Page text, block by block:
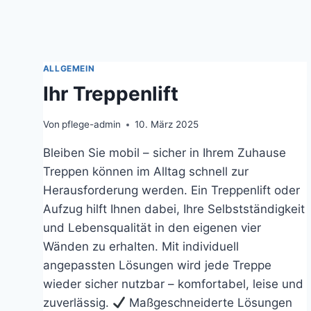
ALLGEMEIN
Ihr Treppenlift
Von pflege-admin 10. März 2025
Bleiben Sie mobil – sicher in Ihrem Zuhause
Treppen können im Alltag schnell zur
Herausforderung werden. Ein Treppenlift oder
Aufzug hilft Ihnen dabei, Ihre Selbstständigkeit
und Lebensqualität in den eigenen vier
Wänden zu erhalten. Mit individuell
angepassten Lösungen wird jede Treppe
wieder sicher nutzbar – komfortabel, leise und
zuverlässig.
Maßgeschneiderte Lösungen